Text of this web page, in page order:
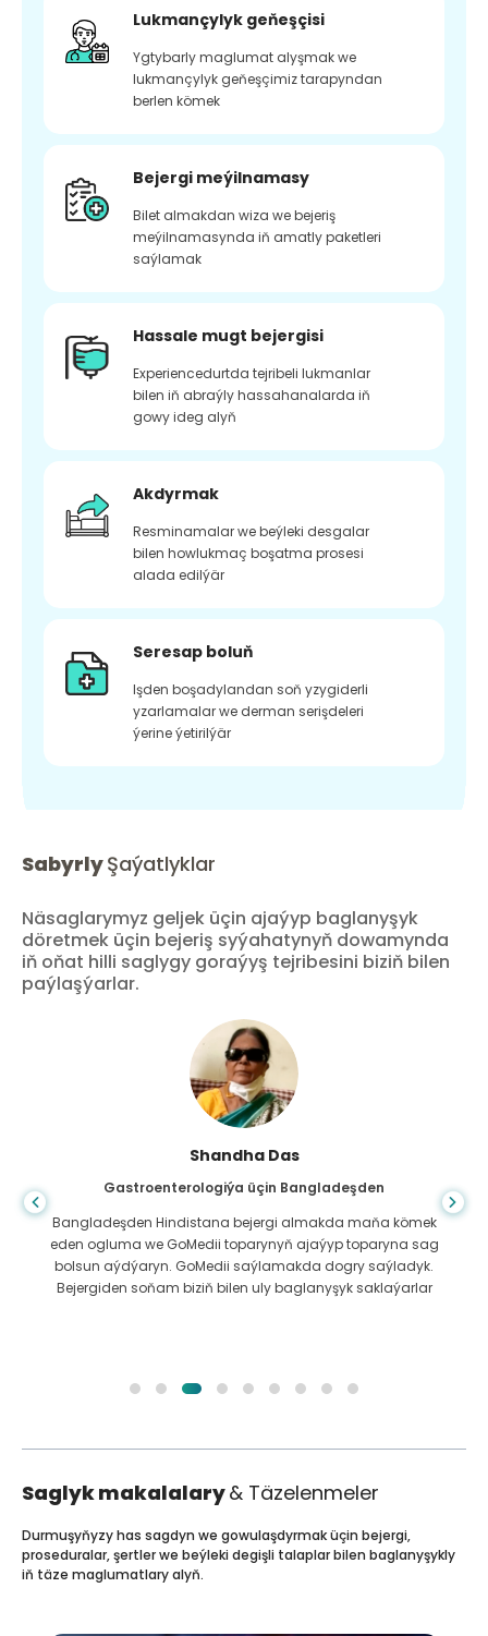
Lukmançylyk geňeşçisi
Ygtybarly maglumat alyşmak we
lukmançylyk geňeşçimiz tarapyndan
berlen kömek
Bejergi meýilnamasy
Bilet almakdan wiza we bejeriş
meýilnamasynda iň amatly paketleri
saýlamak
Hassale mugt bejergisi
Experiencedurtda tejribeli lukmanlar
bilen iň abraýly hassahanalarda iň
gowy ideg alyň
Akdyrmak
Resminamalar we beýleki desgalar
bilen howlukmaç boşatma prosesi
alada edilýär
Seresap boluň
Işden boşadylandan soň yzygiderli
yzarlamalar we derman serişdeleri
ýerine ýetirilýär
SabyrlyŞaýatlyklar
Näsaglarymyz geljek üçin ajaýyp baglanyşyk
döretmek üçin bejeriş syýahatynyň dowamynda
iň oňat hilli saglygy goraýyş tejribesini biziň bilen
paýlaşýarlar.
Shandha Das
Gastroenterologiýa üçin Bangladeşden
Bangladeşden Hindistana bejergi almakda maňa kömek
eden ogluma we GoMedii toparynyň ajaýyp toparyna sag
bolsun aýdýaryn. GoMedii saýlamakda dogry saýladyk.
Bejergiden soňam biziň bilen uly baglanyşyk saklaýarlar
Saglyk makalalary& Täzelenmeler
Durmuşyňyzy has sagdyn we gowulaşdyrmak üçin bejergi,
proseduralar, şertler we beýleki degişli talaplar bilen baglanyşykly
iň täze maglumatlary alyň.